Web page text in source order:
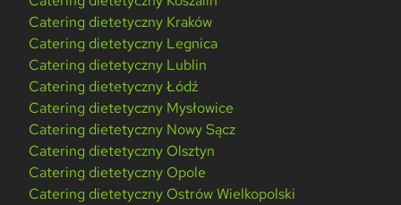
Catering dietetyczny Kraków
Catering dietetyczny Legnica
Catering dietetyczny Lublin
Catering dietetyczny Łódź
Catering dietetyczny Mysłowice
Catering dietetyczny Nowy Sącz
Catering dietetyczny Olsztyn
Catering dietetyczny Opole
Catering dietetyczny Ostrów Wielkopolski